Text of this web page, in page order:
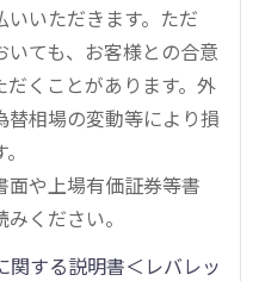
いただきます。ただ
いても、お客様との合意
くことがあります。外
相場の変動等により損
面や上場有価証券等書
ください。
関する説明書＜レバレッ